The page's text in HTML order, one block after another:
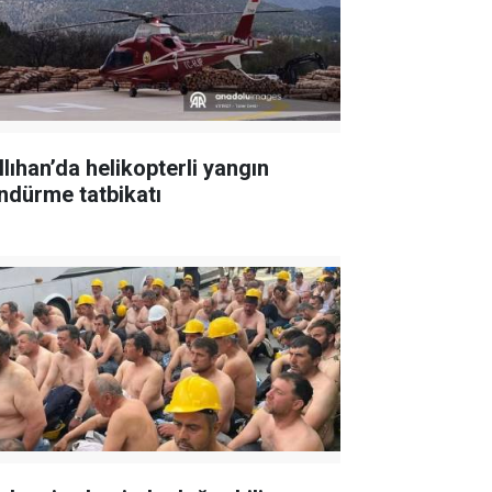
helikopterli yangın
tatbikatı